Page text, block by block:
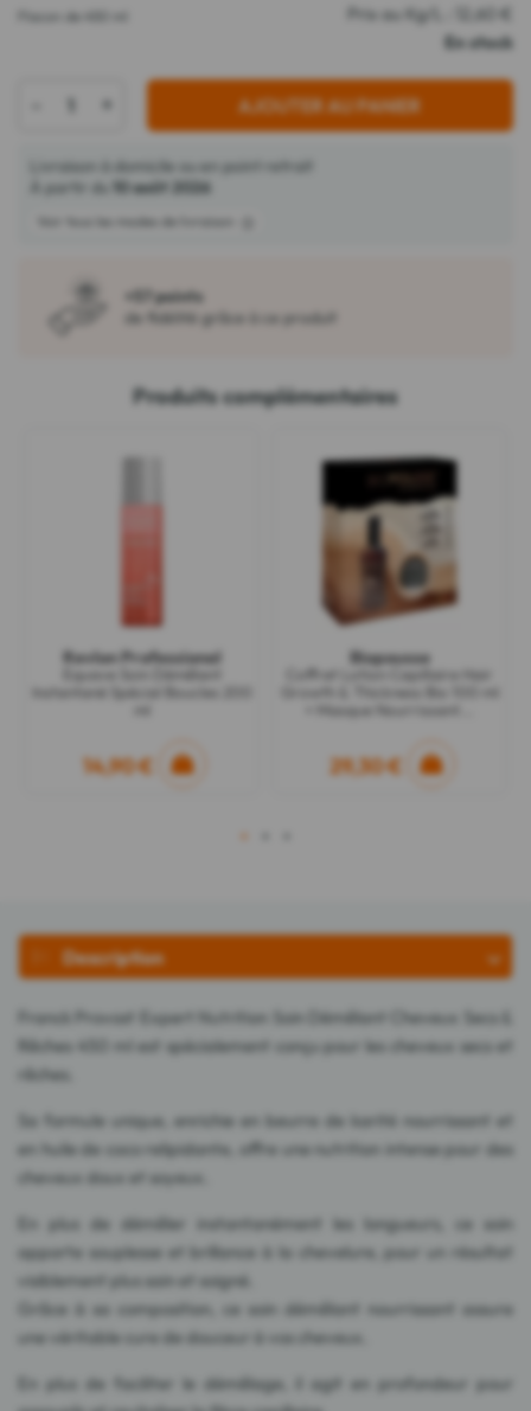
Flacon de 450 ml
Prix au Kg/L : 12,60 €
En stock
+ AJOUTER AU PANIER
Livraison à domicile ou en point retrait
À partir du
10 août 2026
Voir tous les modes de livraison
+57 points
de fidélité grâce à ce produit
Produits complémentaires
Revlon Professional
Instantané Spécial Boucles 200
14,90 €
Biopousse
Coffret Lotion Capillaire Hair
Growth & Thickness Bio 100 ml
+ Masque Nourrissant...
29,30 €
1
Description
Franck Provost Expert Nutrition Soin Démêlant Cheveux Secs &
Rêches 450 ml est spécialement conçu pour les cheveux secs et
rêches.
Sa formule unique, enrichie en beurre de karité nourrissant et
en huile de coco relipidante, offre une nutrition intense pour des
cheveux doux et soyeux.
En plus de démêler instantanément les longueurs, ce soin
apporte souplesse et brillance à la chevelure, pour un résultat
visiblement plus sain et soigné.
Grâce à sa composition, ce soin démêlant nourrissant assure
une véritable cure de douceur à vos cheveux.
En plus de faciliter le démêlage, il agit en profondeur pour